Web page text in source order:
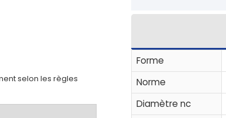
selon les règles
Forme
Norme
Diamètre nc